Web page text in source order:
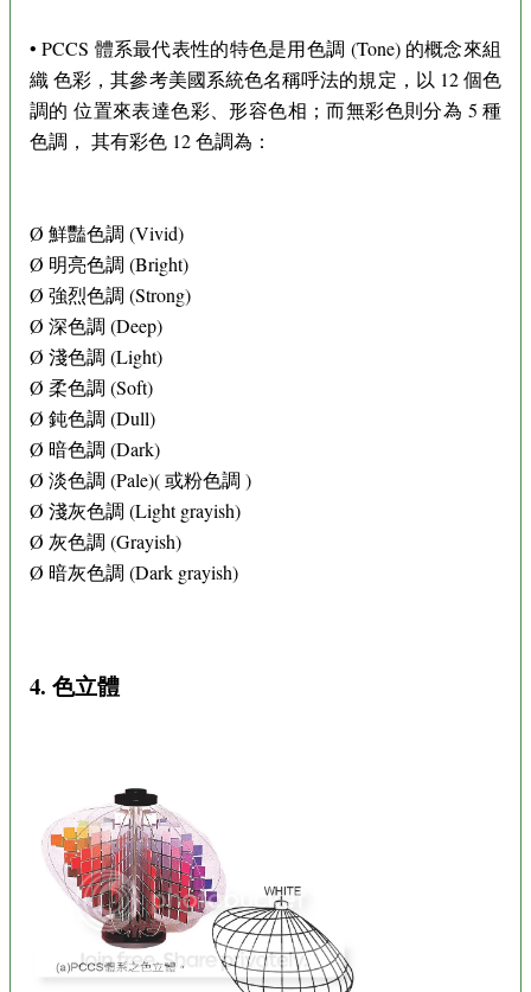
• PCCS 體系最代表性的特色是用色調 (Tone) 的概念來組
織 色彩，其參考美國系統色名稱呼法的規定，以 12 個色
調的 位置來表達色彩、形容色相；而無彩色則分為 5 種
色調， 其有彩色 12 色調為：
Ø 鮮豔色調 (Vivid)
Ø 明亮色調 (Bright)
Ø 強烈色調 (Strong)
Ø 深色調 (Deep)
Ø 淺色調 (Light)
Ø 柔色調 (Soft)
Ø 鈍色調 (Dull)
Ø 暗色調 (Dark)
Ø 淡色調 (Pale)( 或粉色調 )
Ø 淺灰色調 (Light grayish)
Ø 灰色調 (Grayish)
Ø 暗灰色調 (Dark grayish)
4. 色立體